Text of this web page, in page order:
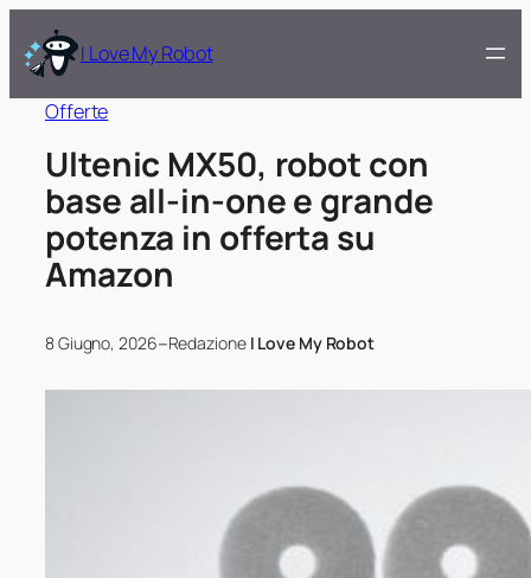
I Love My Robot
Offerte
Ultenic MX50, robot con
base all-in-one e grande
potenza in offerta su
Amazon
8 Giugno, 2026–Redazione I Love My Robot